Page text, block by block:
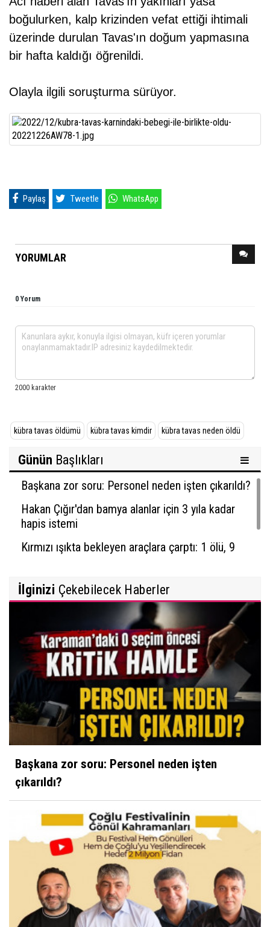
boğulurken, kalp krizinden vefat ettiği ihtimali
üzerinde durulan Tavas'ın doğum yapmasına
bir hafta kaldığı öğrenildi.
Olayla ilgili soruşturma sürüyor.
Paylaş Tweetle WhatsApp
YORUMLAR
0 Yorum
kübra tavas öldümü kübra tavas kimdir kübra tavas neden öldü
Günün Başlıkları
Başkana zor soru: Personel neden işten çıkarıldı?
Hakan Çığır'dan bamya alanlar için 3 yıla kadar
hapis istemi
Kırmızı ışıkta bekleyen araçlara çarptı: 1 ölü, 9
İlginizi Çekebilecek Haberler
Başkana zor soru: Personel neden işten
çıkarıldı?